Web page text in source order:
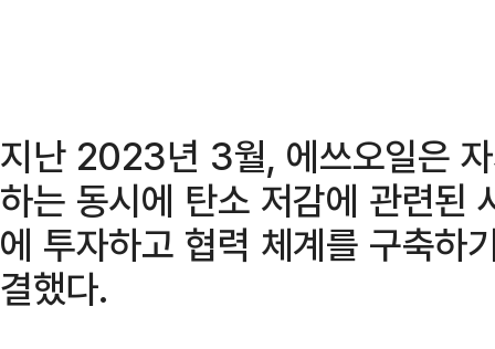
지난 2023년 3월, 에쓰오일은
하는 동시에 탄소 저감에 관련된
에 투자하고 협력 체계를 구축하
결했다.